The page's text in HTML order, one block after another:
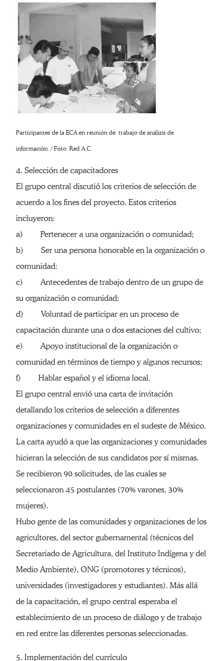
Participantes de la ECA en reunión de trabajo de análisis de
información. / Foto: Red A.C.
4. Selección de capacitadores
El grupo central discutió los criterios de selección de
acuerdo a los fines del proyecto. Estos criterios
incluyeron:
a) Pertenecer a una organización o comunidad;
b) Ser una persona honorable en la organización o
comunidad:
c) Antecedentes de trabajo dentro de un grupo de
su organización o comunidad;
d) Voluntad de participar en un proceso de
capacitación durante una o dos estaciones del cultivo;
e) Apoyo institucional de la organización o
comunidad en términos de tiempo y algunos recursos;
f) Hablar español y el idioma local.
El grupo central envió una carta de invitación
detallando los criterios de selección a diferentes
organizaciones y comunidades en el sudeste de México.
La carta ayudó a que las organizaciones y comunidades
hicieran la selección de sus candidatos por sí mismas.
Se recibieron 90 solicitudes, de las cuales se
seleccionaron 45 postulantes (70% varones, 30%
mujeres).
Hubo gente de las comunidades y organizaciones de los
agricultores, del sector gubernamental (técnicos del
Secretariado de Agricultura, del Instituto Indígena y del
Medio Ambiente), ONG (promotores y técnicos),
universidades (investigadores y estudiantes). Más allá
de la capacitación, el grupo central esperaba el
establecimiento de un proceso de diálogo y de trabajo
en red entre las diferentes personas seleccionadas.
5. Implementación del currículo